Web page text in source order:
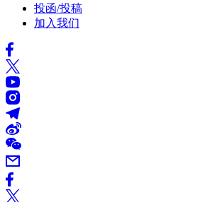
投函/投稿
加入我们